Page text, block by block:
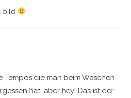
bild
Tempos die man beim Waschen
hat, aber hey! Das ist der